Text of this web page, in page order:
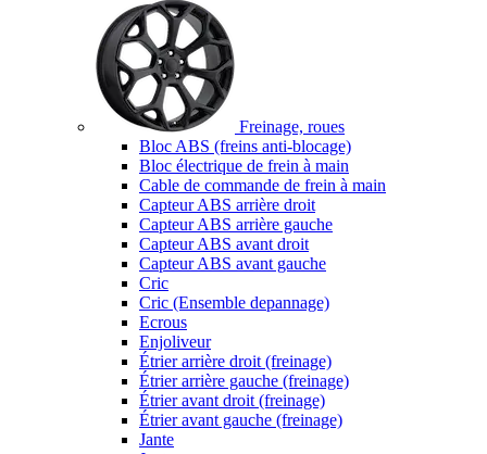
Freinage, roues
Bloc ABS (freins anti-blocage)
Bloc électrique de frein à main
Cable de commande de frein à main
Capteur ABS arrière droit
Capteur ABS arrière gauche
Capteur ABS avant droit
Capteur ABS avant gauche
Cric
Cric (Ensemble depannage)
Ecrous
Enjoliveur
Étrier arrière droit (freinage)
Étrier arrière gauche (freinage)
Étrier avant droit (freinage)
Étrier avant gauche (freinage)
Jante